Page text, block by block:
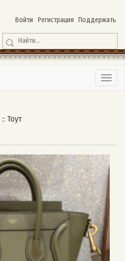
Войти Регистрация Поддержать
:: Тоут